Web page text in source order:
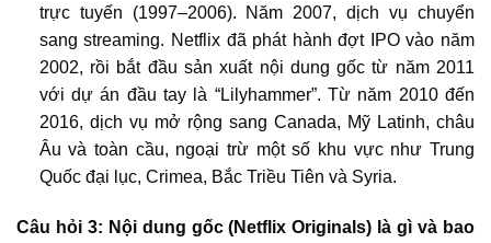
trực tuyến (1997–2006). Năm 2007, dịch vụ chuyển
sang streaming. Netflix đã phát hành đợt IPO vào năm
2002, rồi bắt đầu sản xuất nội dung gốc từ năm 2011
với dự án đầu tay là “Lilyhammer”. Từ năm 2010 đến
2016, dịch vụ mở rộng sang Canada, Mỹ Latinh, châu
Âu và toàn cầu, ngoại trừ một số khu vực như Trung
Quốc đại lục, Crimea, Bắc Triều Tiên và Syria.
Câu hỏi 3: Nội dung gốc (Netflix Originals) là gì và bao